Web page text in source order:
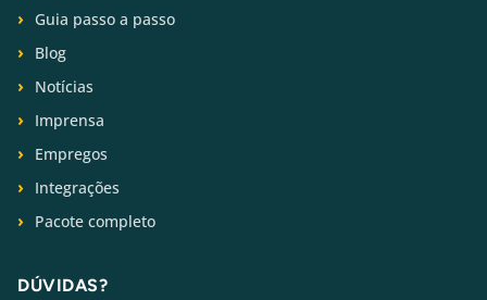
Guia passo a passo
Blog
Notícias
Imprensa
Empregos
Integrações
Pacote completo
DÚVIDAS?